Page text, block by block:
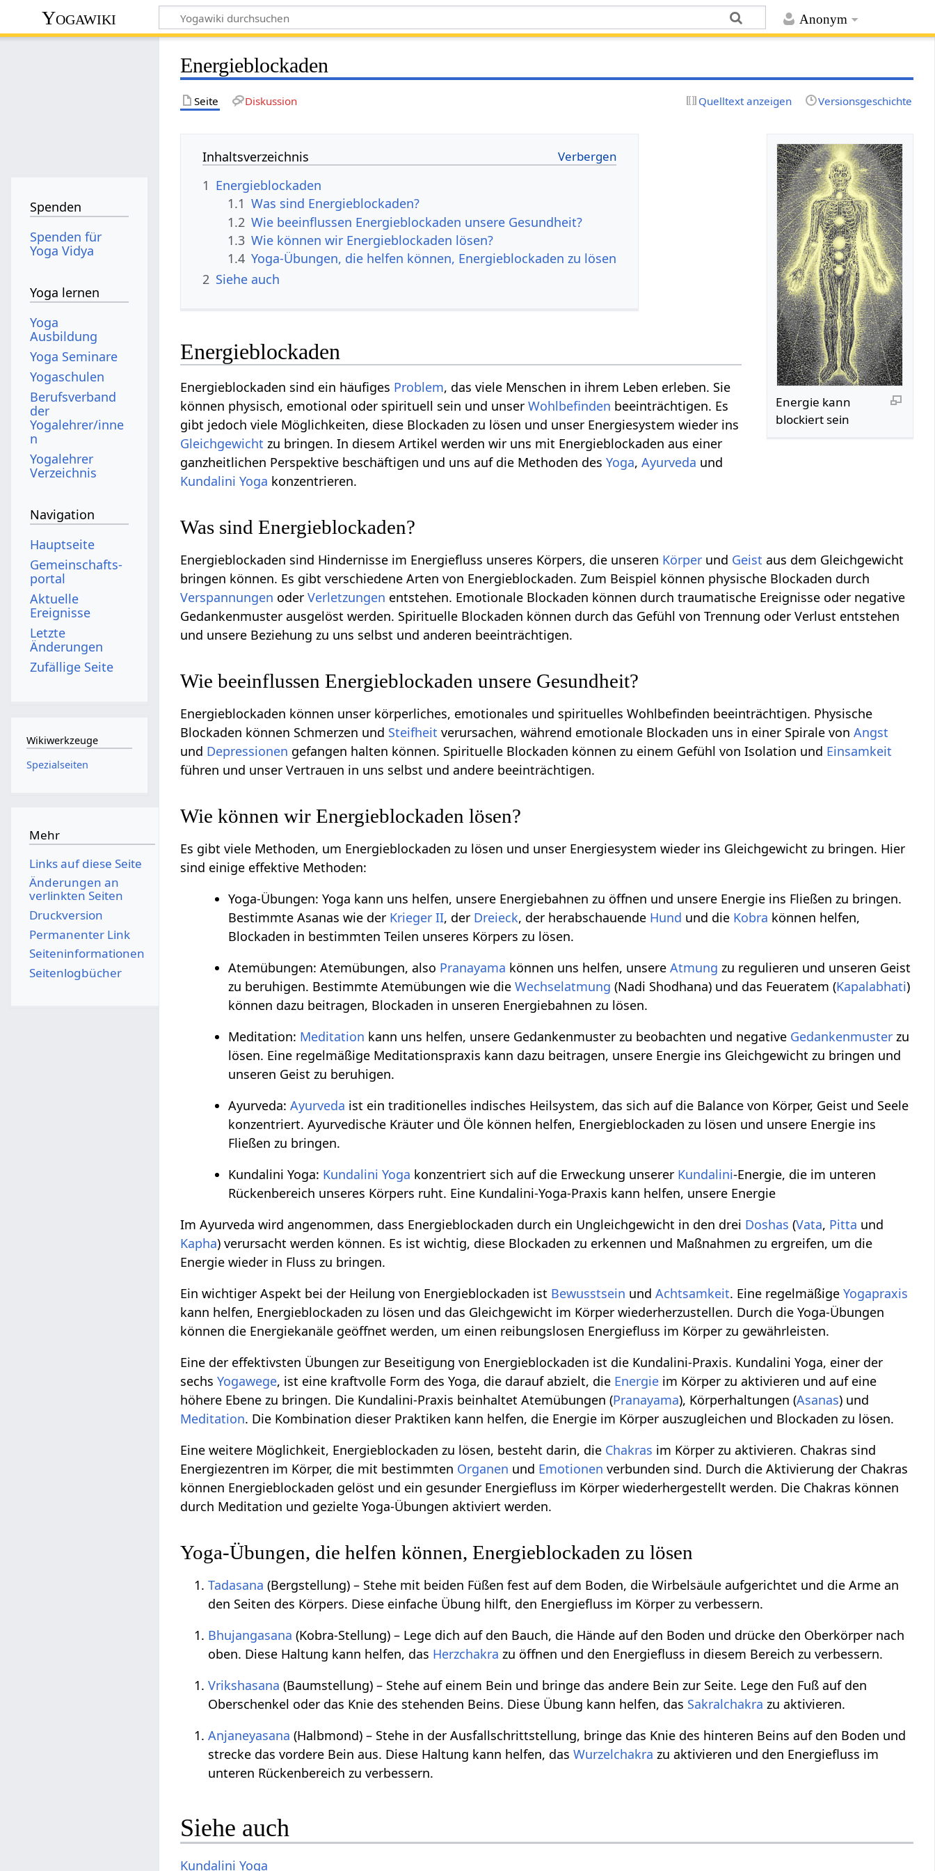
Anonym
Yogawiki
Energieblockaden
Seite Diskussion Quelltext anzeigen Versionsgeschichte
Energie kann
blockiert sein
Inhaltsverzeichnis
1 Energieblockaden
1.1 Was sind Energieblockaden?
1.2 Wie beeinflussen Energieblockaden unsere Gesundheit?
1.3 Wie können wir Energieblockaden lösen?
1.4 Yoga-Übungen, die helfen können, Energieblockaden zu lösen
2 Siehe auch
Energieblockaden
Energieblockaden sind ein häufiges Problem, das viele Menschen in ihrem Leben erleben. Sie
können physisch, emotional oder spirituell sein und unserWohlbefinden beeinträchtigen. Es
gibt jedoch viele Möglichkeiten, diese Blockaden zu lösen und unser Energiesystem wieder ins
Gleichgewicht zu bringen. In diesem Artikel werden wir uns mit Energieblockaden aus einer
ganzheitlichen Perspektive beschäftigen und uns auf die Methoden desYoga,Ayurveda und
Kundalini Yoga konzentrieren.
Was sind Energieblockaden?
Energieblockaden sind Hindernisse im Energiefluss unseres Körpers, die unseren Körper und Geist aus dem Gleichgewicht
bringen können. Es gibt verschiedene Arten von Energieblockaden. Zum Beispiel können physische Blockaden durch
Verspannungen oderVerletzungen entstehen. Emotionale Blockaden können durch traumatische Ereignisse oder negative
Gedankenmuster ausgelöst werden. Spirituelle Blockaden können durch das Gefühl von Trennung oder Verlust entstehen
und unsere Beziehung zu uns selbst und anderen beeinträchtigen.
Wie beeinflussen Energieblockaden unsere Gesundheit?
Energieblockaden können unser körperliches, emotionales und spirituelles Wohlbefinden beeinträchtigen. Physische
Blockaden können Schmerzen und Steifheit verursachen, während emotionale Blockaden uns in einer Spirale vonAngst
und Depressionen gefangen halten können. Spirituelle Blockaden können zu einem Gefühl von Isolation und Einsamkeit
führen und unser Vertrauen in uns selbst und andere beeinträchtigen.
Wie können wir Energieblockaden lösen?
Es gibt viele Methoden, um Energieblockaden zu lösen und unser Energiesystem wieder ins Gleichgewicht zu bringen. Hier
sind einige effektive Methoden:
Yoga-Übungen: Yoga kann uns helfen, unsere Energiebahnen zu öffnen und unsere Energie ins Fließen zu bringen.
Bestimmte Asanas wie der Krieger II, der Dreieck, der herabschauende Hund und die Kobra können helfen,
Blockaden in bestimmten Teilen unseres Körpers zu lösen.
Atemübungen: Atemübungen, also Pranayama können uns helfen, unsereAtmung zu regulieren und unseren Geist
zu beruhigen. Bestimmte Atemübungen wie dieWechselatmung (Nadi Shodhana) und das Feueratem (Kapalabhati)
können dazu beitragen, Blockaden in unseren Energiebahnen zu lösen.
Meditation: Meditation kann uns helfen, unsere Gedankenmuster zu beobachten und negative Gedankenmuster zu
lösen. Eine regelmäßige Meditationspraxis kann dazu beitragen, unsere Energie ins Gleichgewicht zu bringen und
unseren Geist zu beruhigen.
Ayurveda:Ayurveda ist ein traditionelles indisches Heilsystem, das sich auf die Balance von Körper, Geist und Seele
konzentriert. Ayurvedische Kräuter und Öle können helfen, Energieblockaden zu lösen und unsere Energie ins
Fließen zu bringen.
Kundalini Yoga: Kundalini Yoga konzentriert sich auf die Erweckung unserer Kundalini-Energie, die im unteren
Rückenbereich unseres Körpers ruht. Eine Kundalini-Yoga-Praxis kann helfen, unsere Energie
Im Ayurveda wird angenommen, dass Energieblockaden durch ein Ungleichgewicht in den drei Doshas (Vata, Pitta und
Kapha) verursacht werden können. Es ist wichtig, diese Blockaden zu erkennen und Maßnahmen zu ergreifen, um die
Energie wieder in Fluss zu bringen.
Ein wichtiger Aspekt bei der Heilung von Energieblockaden ist Bewusstsein undAchtsamkeit. Eine regelmäßigeYogapraxis
kann helfen, Energieblockaden zu lösen und das Gleichgewicht im Körper wiederherzustellen. Durch die Yoga-Übungen
können die Energiekanäle geöffnet werden, um einen reibungslosen Energiefluss im Körper zu gewährleisten.
Eine der effektivsten Übungen zur Beseitigung von Energieblockaden ist die Kundalini-Praxis. Kundalini Yoga, einer der
sechsYogawege, ist eine kraftvolle Form des Yoga, die darauf abzielt, die Energie im Körper zu aktivieren und auf eine
höhere Ebene zu bringen. Die Kundalini-Praxis beinhaltet Atemübungen (Pranayama), Körperhaltungen (Asanas) und
Meditation. Die Kombination dieser Praktiken kann helfen, die Energie im Körper auszugleichen und Blockaden zu lösen.
Eine weitere Möglichkeit, Energieblockaden zu lösen, besteht darin, die Chakras im Körper zu aktivieren. Chakras sind
Energiezentren im Körper, die mit bestimmten Organen und Emotionen verbunden sind. Durch die Aktivierung der Chakras
können Energieblockaden gelöst und ein gesunder Energiefluss im Körper wiederhergestellt werden. Die Chakras können
durch Meditation und gezielte Yoga-Übungen aktiviert werden.
Yoga-Übungen, die helfen können, Energieblockaden zu lösen
Tadasana (Bergstellung) – Stehe mit beiden Füßen fest auf dem Boden, die Wirbelsäule aufgerichtet und die Arme an
den Seiten des Körpers. Diese einfache Übung hilft, den Energiefluss im Körper zu verbessern.
Bhujangasana (Kobra-Stellung) – Lege dich auf den Bauch, die Hände auf den Boden und drücke den Oberkörper nach
oben. Diese Haltung kann helfen, das Herzchakra zu öffnen und den Energiefluss in diesem Bereich zu verbessern.
Vrikshasana (Baumstellung) – Stehe auf einem Bein und bringe das andere Bein zur Seite. Lege den Fuß auf den
Oberschenkel oder das Knie des stehenden Beins. Diese Übung kann helfen, das Sakralchakra zu aktivieren.
Anjaneyasana (Halbmond) – Stehe in der Ausfallschrittstellung, bringe das Knie des hinteren Beins auf den Boden und
strecke das vordere Bein aus. Diese Haltung kann helfen, dasWurzelchakra zu aktivieren und den Energiefluss im
unteren Rückenbereich zu verbessern.
Siehe auch
Kundalini Yoga
Spenden
Spenden für
Yoga Vidya
Yoga lernen
Yoga
Ausbildung
Yoga Seminare
Yogaschulen
Berufsverband
der
Yogalehrer/inne
n
Yogalehrer
Verzeichnis
Navigation
Hauptseite
Gemeinschafts­
portal
Aktuelle
Ereignisse
Letzte
Änderungen
Zufällige Seite
Wikiwerkzeuge
Spezialseiten
Mehr
Links auf diese Seite
Änderungen an
verlinkten Seiten
Druckversion
Permanenter Link
Seiten­­informationen
Seitenlogbücher